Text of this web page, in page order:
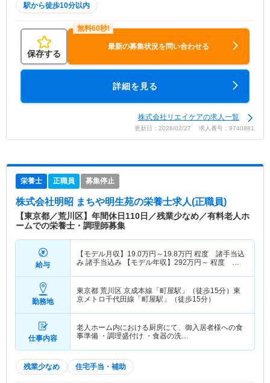
駅から徒歩10分以内
保存する
最新の募集状況を問い合わせる
詳細を見る
株式会社リエイケアの求人一覧
更新日：2026/02/27 求人番号：9740881
栄養士 正職員 募集停止
株式会社明昭 まちや明生苑の栄養士求人(正職員)
【東京都／荒川区】年間休日110日／残業少なめ／有料老人ホ
ームでの栄養士・調理師募集
給与
【モデル月収】 19.0万円～ 19.8万円 程度 諸手当込
み 諸手当込み 【モデル年収】 292万円～ 程度 賞
勤務地
東京都 荒川区 京成本線「町屋駅」（徒歩15分）東
京メトロ千代田線「町屋駅」（徒歩15分）
仕事内容
老人ホーム内における厨房にて、御入居者様への食
事準備 ・調理盛付け ・食器の洗…
残業少なめ 住宅手当・補助